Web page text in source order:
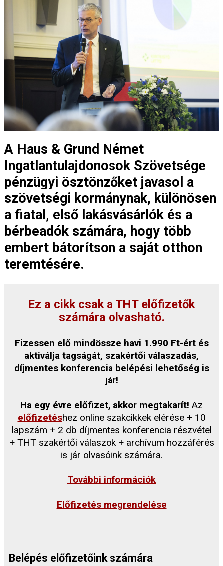
A Haus & Grund Német
Ingatlantulajdonosok Szövetsége
pénzügyi ösztönzőket javasol a
szövetségi kormánynak, különösen
a fiatal, első lakásvásárlók és a
bérbeadók számára, hogy több
embert bátorítson a saját otthon
teremtésére.
Ez a cikk csak a THT előfizetők
számára olvasható.
Fizessen elő mindössze havi 1.990 Ft-ért és
aktiválja tagságát, szakértői válaszadás,
díjmentes konferencia belépési lehetőség is
jár!
Ha egy évre előfizet, akkor megtakarít! Az
előfizetéshez online szakcikkek elérése + 10
lapszám + 2 db díjmentes konferencia részvétel
+ THT szakértői válaszok + archívum hozzáférés
is jár olvasóink számára.
További információk
Előfizetés megrendelése
Belépés előfizetőink számára